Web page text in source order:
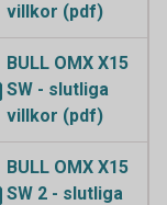
villkor (pdf)
BULL OMX X15
SW - slutliga
villkor (pdf)
BULL OMX X15
SW 2 - slutliga